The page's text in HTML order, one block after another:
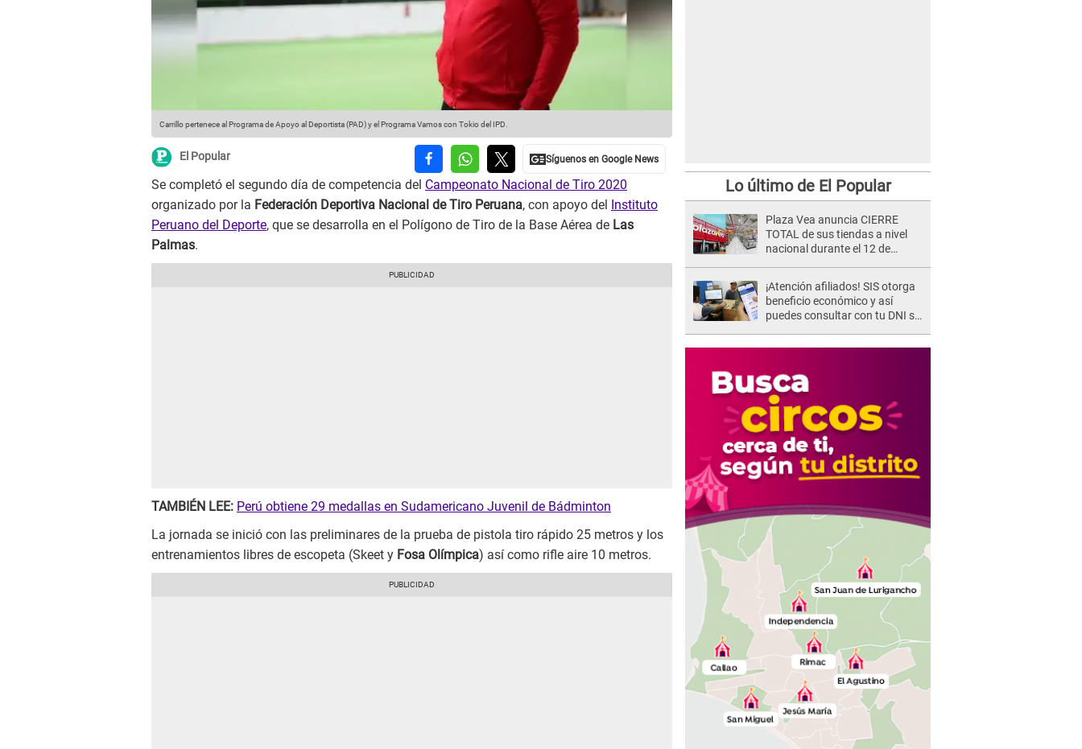
Carrillo pertenece al Programa de Apoyo al Deportista (PAD) y el Programa Vamos con Tokio del IPD.
El Popular
Se completó el segundo día de competencia del Campeonato Nacional de Tiro 2020
organizado por la Federación Deportiva Nacional de Tiro Peruana, con apoyo del
Instituto
Peruano del Deporte, que se desarrolla en el Polígono de Tiro de la Base Aérea de Las
Palmas.
TAMBIÉN LEE: Perú obtiene 29 medallas en Sudamericano Juvenil de Bádminton
La jornada se inició con las preliminares de la prueba de pistola tiro rápido 25 metros y los
entrenamientos libres de escopeta (Skeet y Fosa Olímpica) así como rifle aire 10 metros.
Lo último de El Popular
Plaza Vea anuncia CIERRE
TOTAL de sus tiendas a nivel
nacional durante el 12 de
¡Atención afiliados! SIS otorga
beneficio económico y así
puedes consultar con tu DNI si